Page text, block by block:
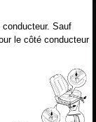
Sauf
le côté conducteur